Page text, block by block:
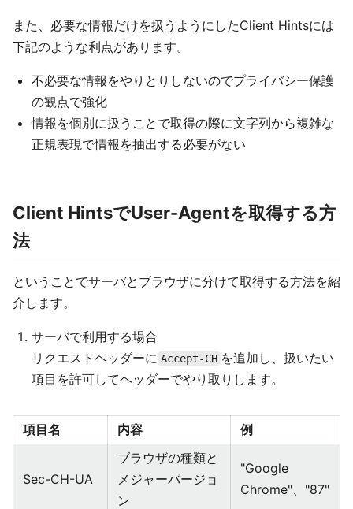
また、必要な情報だけを扱うようにしたClient Hintsには
下記のような利点があります。
不必要な情報をやりとりしないのでプライバシー保護
の観点で強化
情報を個別に扱うことで取得の際に文字列から複雑な
正規表現で情報を抽出する必要がない
Client HintsでUser-Agentを取得する方
法
ということでサーバとブラウザに分けて取得する方法を紹
介します。
サーバで利用する場合
リクエストヘッダーに Accept-CH を追加し、扱いたい
項目を許可してヘッダーでやり取りします。
項目名 内容 例
Sec-CH-UA
ブラウザの種類と
メジャーバージョ
ン
"Google
Chrome"、"87"